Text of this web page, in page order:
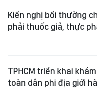
Kiến nghị bồi thường
phải thuốc giả, thực
TPHCM triển khai
toàn dân phi địa giới